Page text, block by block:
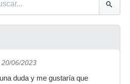
20/06/2023
duda y me gustaría que